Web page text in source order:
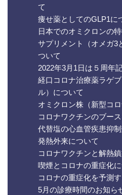
て
痩せ薬としてのGLP1に
日本でのオミクロンの
サプリメント（オメガ3
ついて
2022年3月1日は５周年
経口コロナ治療薬ラゲ
ル）について
オミクロン株（新型コロ
コロナワクチンのブー
代替塩の心血管疾患抑
発熱外来について
コロナワクチンと解熱鎮
喫煙とコロナの重症化
コロナの重症化を予測
5月の診療時間のお知ら